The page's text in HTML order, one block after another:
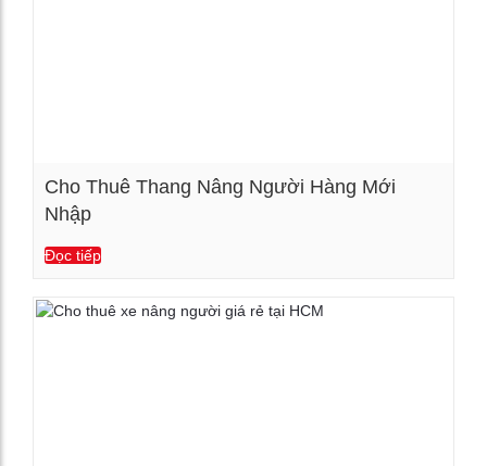
Cho Thuê Thang Nâng Người Hàng Mới
Nhập
Đọc tiếp